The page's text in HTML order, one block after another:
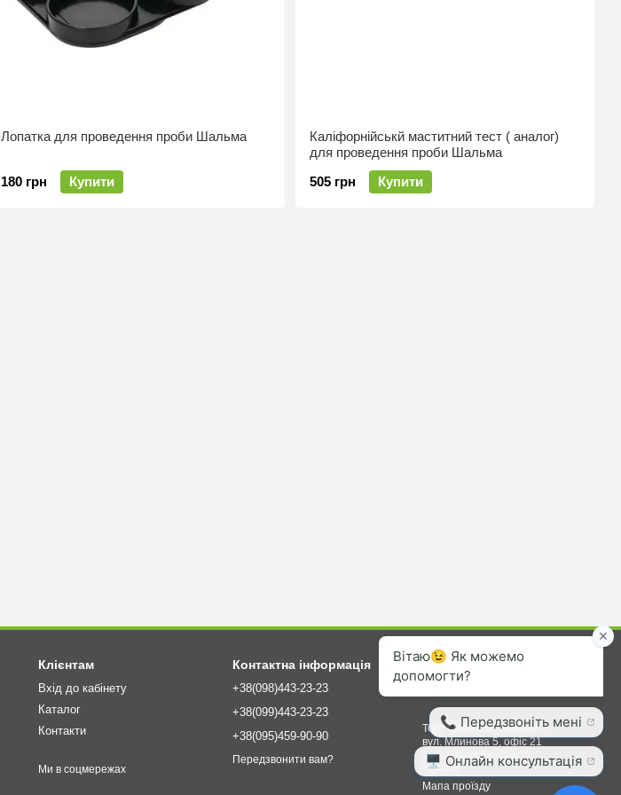
Лопатка для проведення проби Шальма
180 грн Купити
Каліфорнійськй маститний тест ( аналог)
для проведення проби Шальма
505 грн
Купити
Клієнтам
Вхід до кабінету
Каталог
Контакти
Ми в соцмережах
Контактна інформація
+38(098)443-23-23
+38(099)443-23-23
+38(095)459-90-90
Передзвонити вам?
ТОВ "КОМПАНІЯ БІОВЕТ"
вул. Млинова 5, офіс 21
м. Біла Церква, 09117
Україна
Мапа проїзду